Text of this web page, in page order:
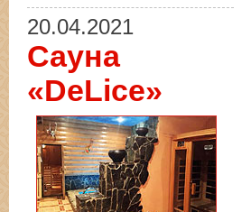
20.04.2021
Сауна
«DeLice»